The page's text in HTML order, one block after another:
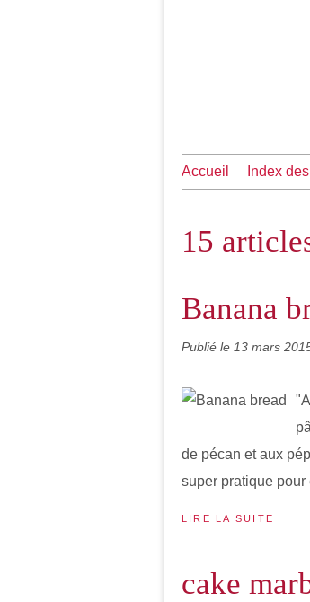
Accueil Index
15
Banana
Publié le 13 mars
de pécan et aux
super pratique
LIRE LA SUITE
cake